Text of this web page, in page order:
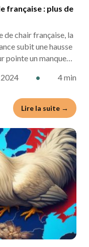
française : plus de
chair française, la
subit une hausse
pointe un manque…
• 4 min
Lire la suite →